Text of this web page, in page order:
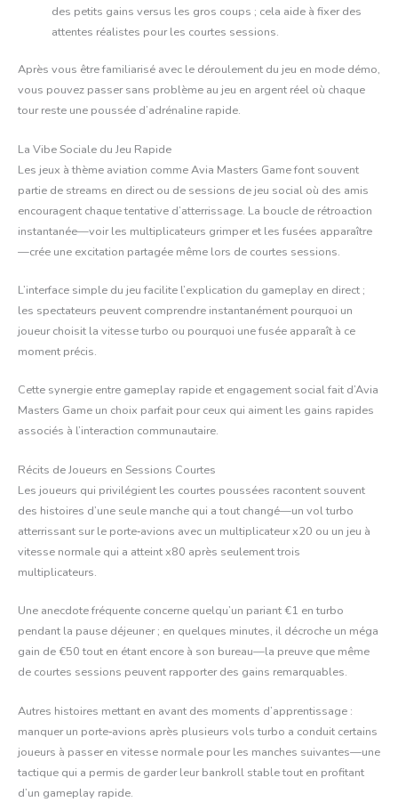
des petits gains versus les gros coups ; cela aide à fixer des
attentes réalistes pour les courtes sessions.
Après vous être familiarisé avec le déroulement du jeu en mode démo,
vous pouvez passer sans problème au jeu en argent réel où chaque
tour reste une poussée d’adrénaline rapide.
La Vibe Sociale du Jeu Rapide
Les jeux à thème aviation comme Avia Masters Game font souvent
partie de streams en direct ou de sessions de jeu social où des amis
encouragent chaque tentative d’atterrissage. La boucle de rétroaction
instantanée—voir les multiplicateurs grimper et les fusées apparaître
—crée une excitation partagée même lors de courtes sessions.
L’interface simple du jeu facilite l’explication du gameplay en direct ;
les spectateurs peuvent comprendre instantanément pourquoi un
joueur choisit la vitesse turbo ou pourquoi une fusée apparaît à ce
moment précis.
Cette synergie entre gameplay rapide et engagement social fait d’Avia
Masters Game un choix parfait pour ceux qui aiment les gains rapides
associés à l’interaction communautaire.
Récits de Joueurs en Sessions Courtes
Les joueurs qui privilégient les courtes poussées racontent souvent
des histoires d’une seule manche qui a tout changé—un vol turbo
atterrissant sur le porte‑avions avec un multiplicateur x20 ou un jeu à
vitesse normale qui a atteint x80 après seulement trois
multiplicateurs.
Une anecdote fréquente concerne quelqu’un pariant €1 en turbo
pendant la pause déjeuner ; en quelques minutes, il décroche un méga
gain de €50 tout en étant encore à son bureau—la preuve que même
de courtes sessions peuvent rapporter des gains remarquables.
Autres histoires mettant en avant des moments d’apprentissage :
manquer un porte‑avions après plusieurs vols turbo a conduit certains
joueurs à passer en vitesse normale pour les manches suivantes—une
tactique qui a permis de garder leur bankroll stable tout en profitant
d’un gameplay rapide.